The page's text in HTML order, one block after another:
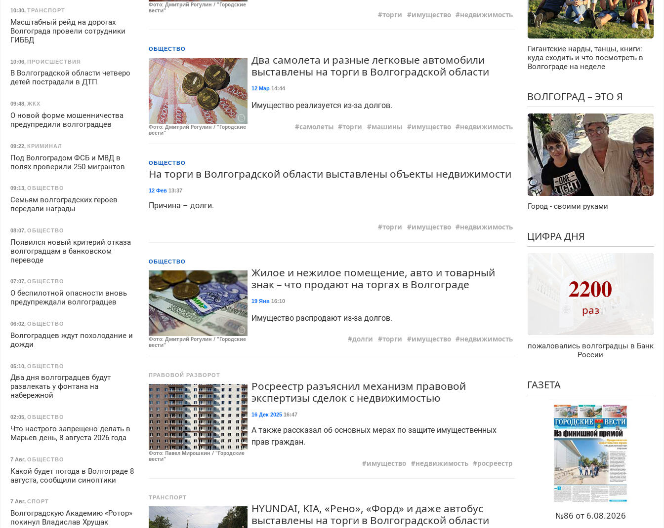
Фото: Дмитрий Рогулин / "Городские
вести"
торги имущество недвижимость
ОБЩЕСТВО
Фото: Дмитрий Рогулин / "Городские
вести"
Два самолета и разные легковые автомобили
выставлены на торги в Волгоградской области
12 Мар 14:44
Имущество реализуется из-за долгов.
самолеты торги машины имущество недвижимость
ОБЩЕСТВО
На торги в Волгоградской области выставлены объекты недвижимости
12 Фев 13:37
Причина – долги.
торги имущество недвижимость
ОБЩЕСТВО
Фото: Дмитрий Рогулин / "Городские
вести"
Жилое и нежилое помещение, авто и товарный
знак – что продают на торгах в Волгограде
19 Янв 16:10
Имущество распродают из-за долгов.
долги торги имущество недвижимость
ПРАВОВОЙ РАЗВОРОТ
Фото: Павел Мирошкин / "Городские
вести"
Росреестр разъяснил механизм правовой
экспертизы сделок с недвижимостью
16 Дек 2025 16:47
А также рассказал об основных мерах по защите имущественных
прав граждан.
имущество недвижимость росреестр
ТРАНСПОРТ
HYUNDAI, KIA, «Рено», «Форд» и даже автобус
выставлены на торги в Волгоградской области
10:30, ТРАНСПОРТ
Масштабный рейд на дорогах
Волгограда провели сотрудники
ГИББД
10:06, ПРОИСШЕСТВИЯ
В Волгоградской области четверо
детей пострадали в ДТП
09:48, ЖКХ
О новой форме мошенничества
предупредили волгоградцев
09:22, КРИМИНАЛ
Под Волгоградом ФСБ и МВД в
полях проверили 250 мигрантов
09:13, ОБЩЕСТВО
Семьям волгоградских героев
передали награды
08:07, ОБЩЕСТВО
Появился новый критерий отказа
волгоградцам в банковском
переводе
07:07, ОБЩЕСТВО
О беспилотной опасности вновь
предупреждали волгоградцев
06:02, ОБЩЕСТВО
Волгоградцев ждут похолодание и
дожди
05:10, ОБЩЕСТВО
Два дня волгоградцев будут
развлекать у фонтана на
набережной
02:05, ОБЩЕСТВО
Что настрого запрещено делать в
Марьев день, 8 августа 2026 года
7 Авг, ОБЩЕСТВО
Какой будет погода в Волгограде 8
августа, сообщили синоптики
7 Авг, СПОРТ
Волгоградскую Академию «Ротор»
покинул Владислав Хрущак
Гигантские нарды, танцы, книги:
куда сходить и что посмотреть в
Волгограде на неделе
ВОЛГОГРАД – ЭТО Я
Город - своими руками
ЦИФРА ДНЯ
2200
раз
пожаловались волгоградцы в Банк
России
ГАЗЕТА
№86 от 6.08.2026